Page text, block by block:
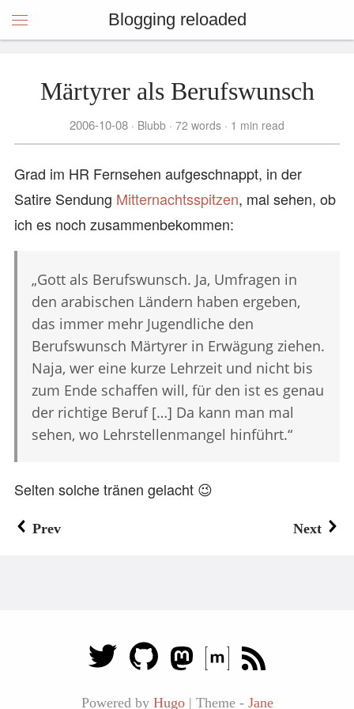
Blogging reloaded
Märtyrer als Berufswunsch
2006-10-08 Blubb 72 words 1 min read
Grad im HR Fernsehen aufgeschnappt, in der
Satire Sendung Mitternachtsspitzen, mal sehen, ob
ich es noch zusammenbekommen:
„Gott als Berufswunsch. Ja, Umfragen in
den arabischen Ländern haben ergeben,
das immer mehr Jugendliche den
Berufswunsch Märtyrer in Erwägung ziehen.
Naja, wer eine kurze Lehrzeit und nicht bis
zum Ende schaffen will, für den ist es genau
der richtige Beruf […] Da kann man mal
sehen, wo Lehrstellenmangel hinführt.“
Selten solche tränen gelacht 😉
Prev Next
Powered by Hugo | Theme - Jane